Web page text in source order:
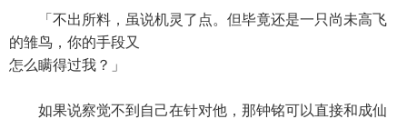
「不出所料，虽说机灵了点。但毕竟还是一只尚未高飞
的雏鸟，你的手段又
怎么瞒得过我？」
如果说察觉不到自己在针对他，那钟铭可以直接和成仙